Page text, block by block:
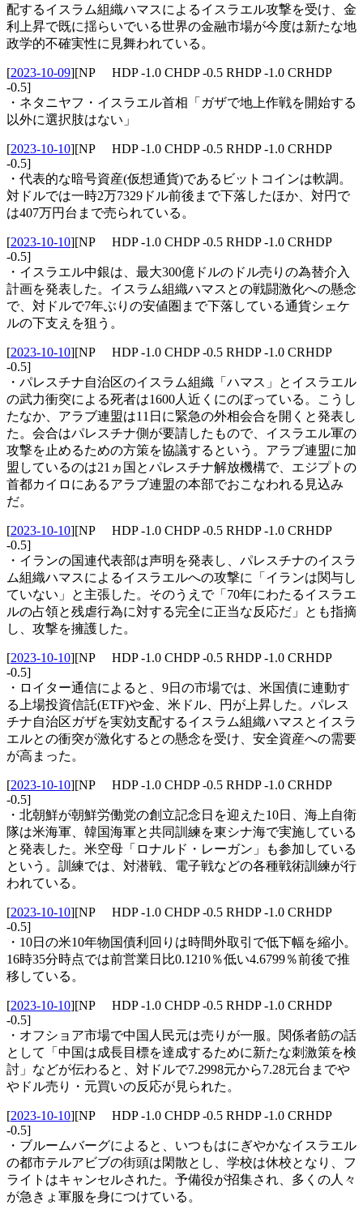
配するイスラム組織ハマスによるイスラエル攻撃を受け、金
利上昇で既に揺らいでいる世界の金融市場が今度は新たな地
政学的不確実性に見舞われている。
[2023-10-09][NP HDP -1.0 CHDP -0.5 RHDP -1.0 CRHDP
-0.5]
・ネタニヤフ・イスラエル首相「ガザで地上作戦を開始する
以外に選択肢はない」
[2023-10-10][NP HDP -1.0 CHDP -0.5 RHDP -1.0 CRHDP
-0.5]
・代表的な暗号資産(仮想通貨)であるビットコインは軟調。
対ドルでは一時2万7329ドル前後まで下落したほか、対円で
は407万円台まで売られている。
[2023-10-10][NP HDP -1.0 CHDP -0.5 RHDP -1.0 CRHDP
-0.5]
・イスラエル中銀は、最大300億ドルのドル売りの為替介入
計画を発表した。イスラム組織ハマスとの戦闘激化への懸念
で、対ドルで7年ぶりの安値圏まで下落している通貨シェケ
ルの下支えを狙う。
[2023-10-10][NP HDP -1.0 CHDP -0.5 RHDP -1.0 CRHDP
-0.5]
・パレスチナ自治区のイスラム組織「ハマス」とイスラエル
の武力衝突による死者は1600人近くにのぼっている。こうし
たなか、アラブ連盟は11日に緊急の外相会合を開くと発表し
た。会合はパレスチナ側が要請したもので、イスラエル軍の
攻撃を止めるための方策を協議するという。アラブ連盟に加
盟しているのは21ヵ国とパレスチナ解放機構で、エジプトの
首都カイロにあるアラブ連盟の本部でおこなわれる見込み
だ。
[2023-10-10][NP HDP -1.0 CHDP -0.5 RHDP -1.0 CRHDP
-0.5]
・イランの国連代表部は声明を発表し、パレスチナのイスラ
ム組織ハマスによるイスラエルへの攻撃に「イランは関与し
ていない」と主張した。そのうえで「70年にわたるイスラエ
ルの占領と残虐行為に対する完全に正当な反応だ」とも指摘
し、攻撃を擁護した。
[2023-10-10][NP HDP -1.0 CHDP -0.5 RHDP -1.0 CRHDP
-0.5]
・ロイター通信によると、9日の市場では、米国債に連動す
る上場投資信託(ETF)や金、米ドル、円が上昇した。パレス
チナ自治区ガザを実効支配するイスラム組織ハマスとイスラ
エルとの衝突が激化するとの懸念を受け、安全資産への需要
が高まった。
[2023-10-10][NP HDP -1.0 CHDP -0.5 RHDP -1.0 CRHDP
-0.5]
・北朝鮮が朝鮮労働党の創立記念日を迎えた10日、海上自衛
隊は米海軍、韓国海軍と共同訓練を東シナ海で実施している
と発表した。米空母「ロナルド・レーガン」も参加している
という。訓練では、対潜戦、電子戦などの各種戦術訓練が行
われている。
[2023-10-10][NP HDP -1.0 CHDP -0.5 RHDP -1.0 CRHDP
-0.5]
・10日の米10年物国債利回りは時間外取引で低下幅を縮小。
16時35分時点では前営業日比0.1210％低い4.6799％前後で推
移している。
[2023-10-10][NP HDP -1.0 CHDP -0.5 RHDP -1.0 CRHDP
-0.5]
・オフショア市場で中国人民元は売りが一服。関係者筋の話
として「中国は成長目標を達成するために新たな刺激策を検
討」などが伝わると、対ドルで7.2998元から7.28元台までや
やドル売り・元買いの反応が見られた。
[2023-10-10][NP HDP -1.0 CHDP -0.5 RHDP -1.0 CRHDP
-0.5]
・ブルームバーグによると、いつもはにぎやかなイスラエル
の都市テルアビブの街頭は閑散とし、学校は休校となり、フ
ライトはキャンセルされた。予備役が招集され、多くの人々
が急きょ軍服を身につけている。